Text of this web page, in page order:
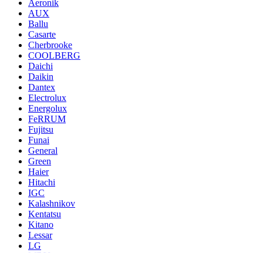
Aeronik
AUX
Ballu
Casarte
Cherbrooke
COOLBERG
Daichi
Daikin
Dantex
Electrolux
Energolux
FeRRUM
Fujitsu
Funai
General
Green
Haier
Hitachi
IGC
Kalashnikov
Kentatsu
Kitano
Lessar
LG